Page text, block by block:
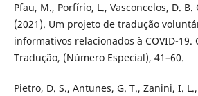
Pfau, M., Porfírio, L., Vasconcelos, D. B.
(2021). Um projeto de tradução
informativos relacionados à COVID-19.
Tradução, (Número Especial), 41–60.
Pietro, D. S., Antunes, G. T., Zanini, I.